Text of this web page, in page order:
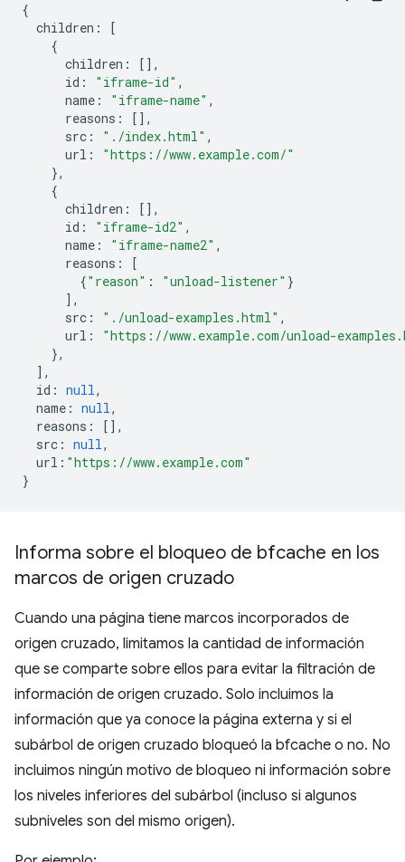
{
children :
[
{
children :
[],
id : "iframe-id" ,
name : "iframe-name" ,
reasons :
[],
src : "./index.html" ,
url :
"https://www.example.com/"
},
{
children :
[],
id : "iframe-id2" ,
name : "iframe-name2" ,
reasons :
[
{"reason" : "unload-listener" }
],
src : "./unload-examples.html" ,
url :
"https://www.example.com/unload-
},
],
id : null,
name : null,
reasons :
[],
src : null,
url : "https://www.example.com"
}
Informa sobre el bloqueo de bfcache en los
marcos de origen cruzado
Cuando una página tiene marcos incorporados de
origen cruzado, limitamos la cantidad de información
que se comparte sobre ellos para evitar la filtración de
información de origen cruzado. Solo incluimos la
información que ya conoce la página externa y si el
subárbol de origen cruzado bloqueó la bfcache o no. No
incluimos ningún motivo de bloqueo ni información sobre
los niveles inferiores del subárbol (incluso si algunos
subniveles son del mismo origen).